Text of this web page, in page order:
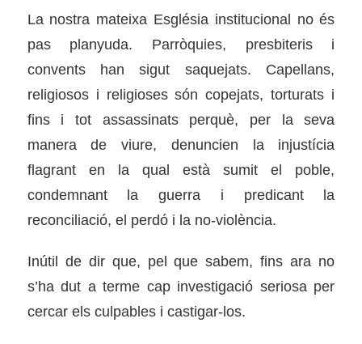
La nostra mateixa Església institucional no és
pas planyuda. Parròquies, presbiteris i
convents han sigut saquejats. Capellans,
religiosos i religioses són copejats, torturats i
fins i tot assassinats perquè, per la seva
manera de viure, denuncien la injustícia
flagrant en la qual està sumit el poble,
condemnant la guerra i predicant la
reconciliació, el perdó i la no-violència.
Inútil de dir que, pel que sabem, fins ara no
s’ha dut a terme cap investigació seriosa per
cercar els culpables i castigar-los.